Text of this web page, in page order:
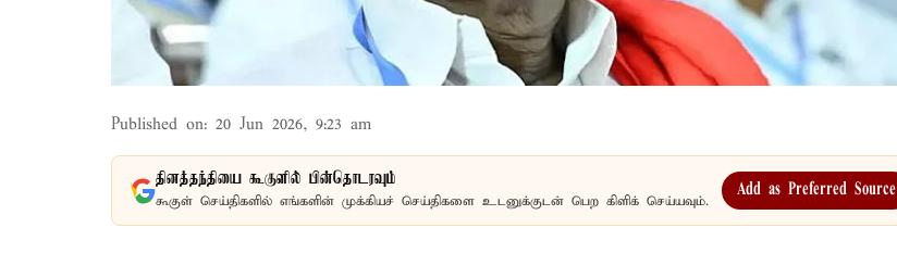
Published on: 20 Jun 2026, 9:23 am
தினத்தந்தியை கூகுளில் பின்தொடரவும்
கூகுள் செய்திகளில் எங்களின் முக்கியச் செய்திகளை உடனுக்குடன் பெற கிளிக் செய்யவும்.
Add as Preferred Source